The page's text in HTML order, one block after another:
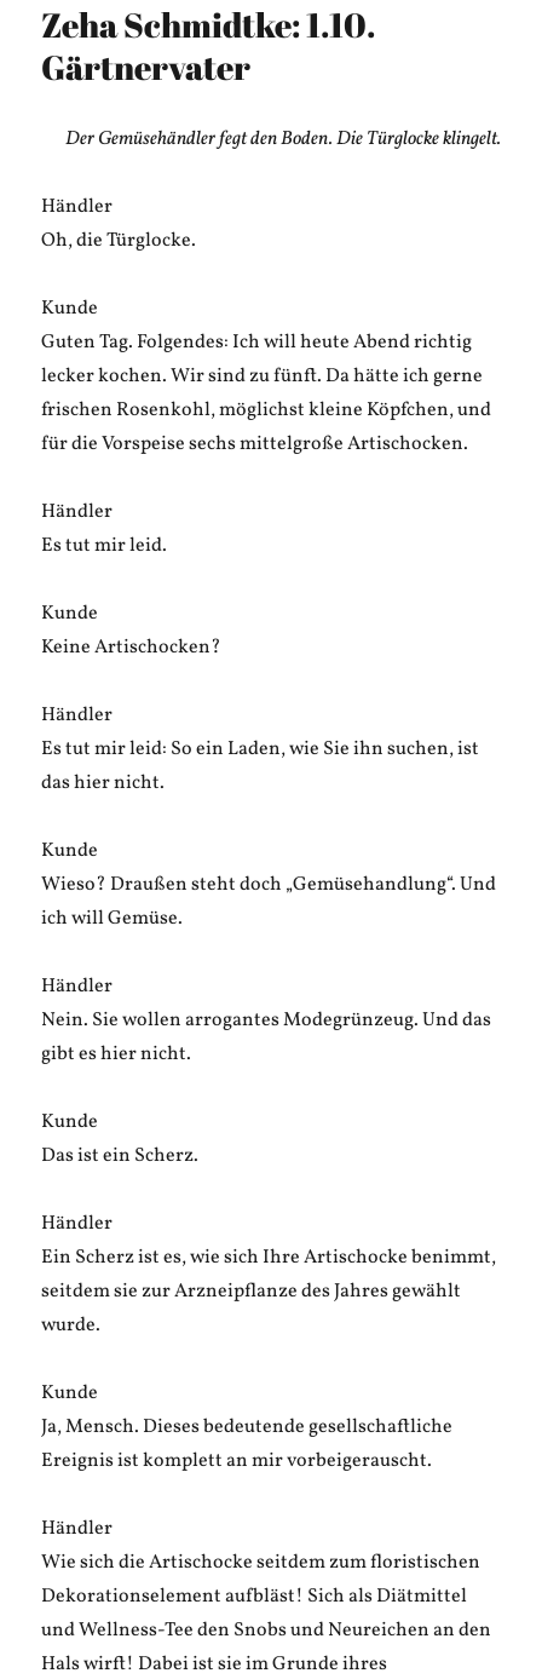
Zeha Schmidtke: 1.10.
Gärtnervater
Der Gemüsehändler fegt den Boden. Die Türglocke klingelt.
Händler
Oh, die Türglocke.
Kunde
Guten Tag. Folgendes: Ich will heute Abend richtig
lecker kochen. Wir sind zu fünft. Da hätte ich gerne
frischen Rosenkohl, möglichst kleine Köpfchen, und
für die Vorspeise sechs mittelgroße Artischocken.
Händler
Es tut mir leid.
Kunde
Keine Artischocken?
Händler
Es tut mir leid: So ein Laden, wie Sie ihn suchen, ist
das hier nicht.
Kunde
Wieso? Draußen steht doch „Gemüsehandlung“. Und
ich will Gemüse.
Händler
Nein. Sie wollen arrogantes Modegrünzeug. Und das
gibt es hier nicht.
Kunde
Das ist ein Scherz.
Händler
Ein Scherz ist es, wie sich Ihre Artischocke benimmt,
seitdem sie zur Arzneipflanze des Jahres gewählt
wurde.
Kunde
Ja, Mensch. Dieses bedeutende gesellschaftliche
Ereignis ist komplett an mir vorbeigerauscht.
Händler
Wie sich die Artischocke seitdem zum floristischen
Dekorationselement aufbläst! Sich als Diätmittel
und Wellness-Tee den Snobs und Neureichen an den
Hals wirft! Dabei ist sie im Grunde ihres